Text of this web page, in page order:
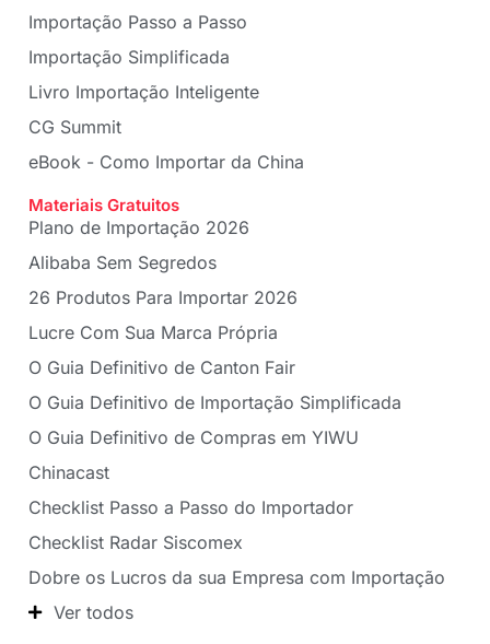
Importação Passo a Passo
Importação Simplificada
Livro Importação Inteligente
CG Summit
eBook - Como Importar da China
Materiais Gratuitos
Plano de Importação 2026
Alibaba Sem Segredos
26 Produtos Para Importar 2026
Lucre Com Sua Marca Própria
O Guia Definitivo de Canton Fair
O Guia Definitivo de Importação Simplificada
O Guia Definitivo de Compras em YIWU
Chinacast
Checklist Passo a Passo do Importador
Checklist Radar Siscomex
Dobre os Lucros da sua Empresa com Importação
Ver todos